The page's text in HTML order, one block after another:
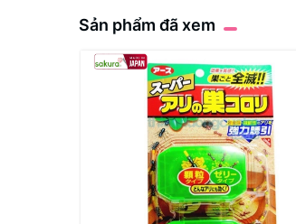
Sản phẩm đã xem